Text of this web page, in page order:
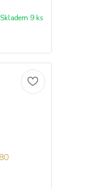
Skladem 9 ks